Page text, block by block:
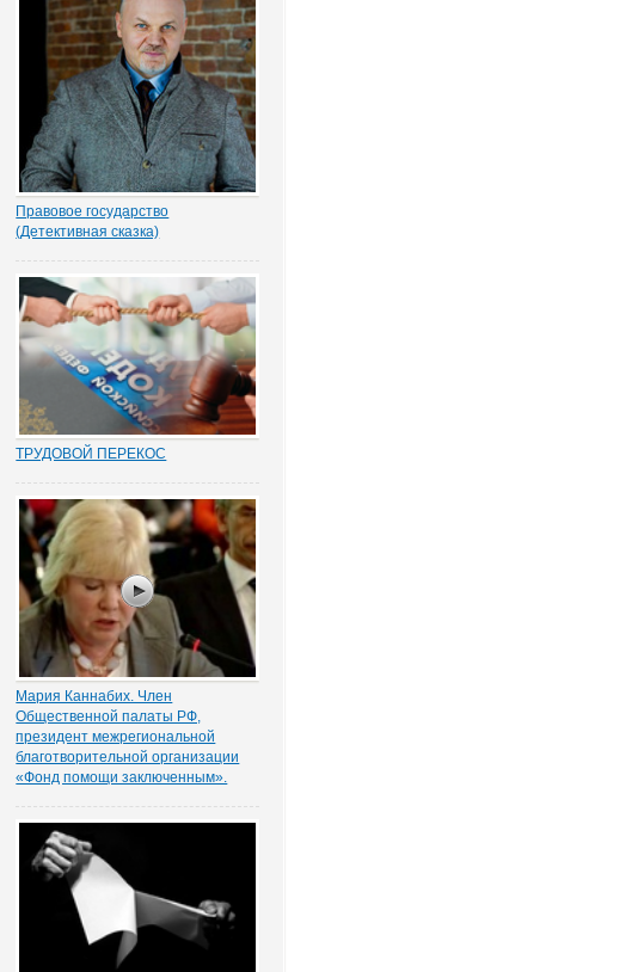
защищает частную собственность.
Данные декабрьского опроса
привел портал Право.ру. Более...
Правовое государство
(Детективная сказка)
надругался над покойной. Не ты? -
грозно спросил Воевода.
Добрыня исподлобья бросил на
Воеводу удивлённый взгляд.
- Я был...
ТРУДОВОЙ ПЕРЕКОС
стороны – работника вот уже
почти 15 лет является одним из
общих мест правосудия. Причем,
зафиксированным
непосредственно в нормах закона.
Например,...
Мария Каннабих. Член
Общественной палаты РФ,
президент межрегиональной
благотворительной организации
«Фонд помощи заключенным».
подчеркнула член Общественной
палаты РФ, президент
межрегиональной
благотворительной организации
«Фонд помощи заключенным»
Мария Каннабих.